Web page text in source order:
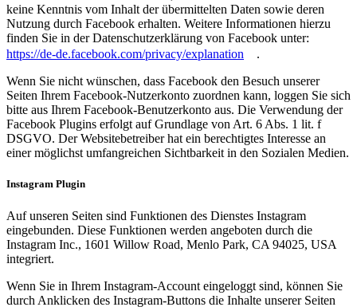
keine Kenntnis vom Inhalt der übermittelten Daten sowie deren
Nutzung durch Facebook erhalten. Weitere Informationen hierzu
finden Sie in der Datenschutzerklärung von Facebook unter:
https://de-de.facebook.com/privacy/explanation
.
Wenn Sie nicht wünschen, dass Facebook den Besuch unserer
Seiten Ihrem Facebook-Nutzerkonto zuordnen kann, loggen Sie sich
bitte aus Ihrem Facebook-Benutzerkonto aus. Die Verwendung der
Facebook Plugins erfolgt auf Grundlage von Art. 6 Abs. 1 lit. f
DSGVO. Der Websitebetreiber hat ein berechtigtes Interesse an
einer möglichst umfangreichen Sichtbarkeit in den Sozialen Medien.
Instagram Plugin
Auf unseren Seiten sind Funktionen des Dienstes Instagram
eingebunden. Diese Funktionen werden angeboten durch die
Instagram Inc., 1601 Willow Road, Menlo Park, CA 94025, USA
integriert.
Wenn Sie in Ihrem Instagram-Account eingeloggt sind, können Sie
durch Anklicken des Instagram-Buttons die Inhalte unserer Seiten